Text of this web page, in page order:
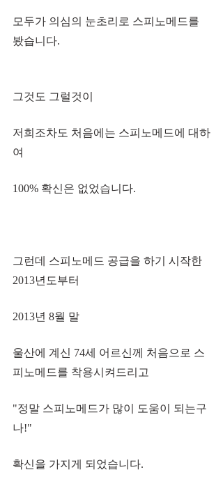
모두가 의심의 눈초리로 스피노메드를
봤습니다.
그것도 그럴것이
저희조차도 처음에는 스피노메드에 대하
여
100% 확신은 없었습니다.
그런데 스피노메드 공급을 하기 시작한
2013년도부터
2013년 8월 말
울산에 계신 74세 어르신께 처음으로 스
피노메드를 착용시켜드리고
"정말 스피노메드가 많이 도움이 되는구
나!"
확신을 가지게 되었습니다.